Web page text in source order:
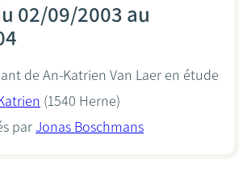
02/09/2003 au
de An-Katrien Van Laer en étude
(1540 Herne)
par Jonas Boschmans